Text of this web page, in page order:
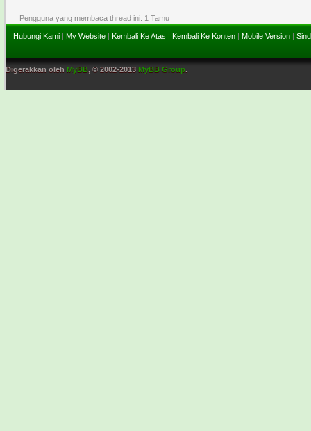
Pengguna yang membaca thread ini: 1 Tamu
Hubungi Kami | My Website | Kembali Ke Atas | Kembali Ke Konten | Mobile Version |
Digerakkan oleh MyBB, © 2002-2013 MyBB Group.